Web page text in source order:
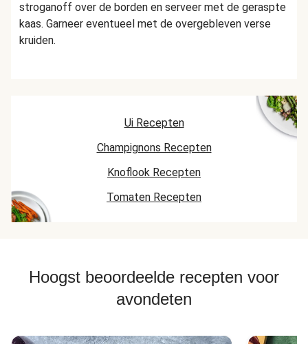
stroganoff over de borden en serveer met de geraspte
kaas. Garneer eventueel met de overgebleven verse
kruiden.
Ui Recepten
Champignons Recepten
Knoflook Recepten
Tomaten Recepten
Hoogst beoordeelde recepten voor
avondeten